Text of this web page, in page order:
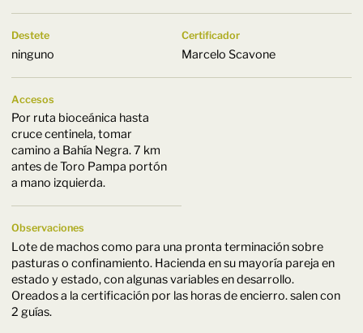
Destete
ninguno
Certificador
Marcelo Scavone
Accesos
Por ruta bioceánica hasta
cruce centinela, tomar
camino a Bahía Negra. 7 km
antes de Toro Pampa portón
a mano izquierda.
Observaciones
Lote de machos como para una pronta terminación sobre
pasturas o confinamiento. Hacienda en su mayoría pareja en
estado y estado, con algunas variables en desarrollo.
Oreados a la certificación por las horas de encierro. salen con
2 guías.